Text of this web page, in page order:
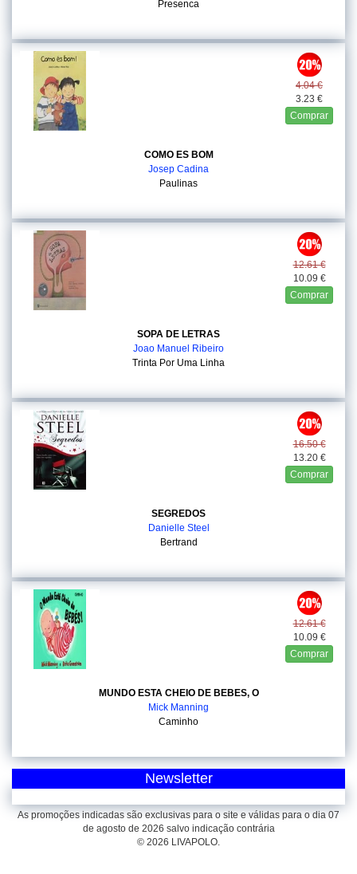
Presenca
4.04 €
3.23 €
Comprar
COMO ES BOM
Josep Cadina
Paulinas
12.61 €
10.09 €
Comprar
SOPA DE LETRAS
Joao Manuel Ribeiro
Trinta Por Uma Linha
16.50 €
13.20 €
Comprar
SEGREDOS
Danielle Steel
Bertrand
12.61 €
10.09 €
Comprar
MUNDO ESTA CHEIO DE BEBES, O
Mick Manning
Caminho
Newsletter
As promoções indicadas são exclusivas para o site e válidas para o dia 07
de agosto de 2026 salvo indicação contrária
© 2026 LIVAPOLO.